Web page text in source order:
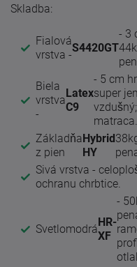
Skladba:
Fialová
vrstva -
S4420GT
- 3
Biela
vrstva
-
Latex
C9
- 5 cm
super
matraca.
Základňa
z pien
Hybrid
HY
Sivá vrstva -
ochranu chrbtice.
Svetlomodrá
HR-
XF
-